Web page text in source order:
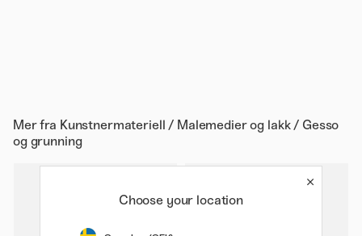
Mer fra Kunstnermateriell / Malemedier og lakk / Gesso
og grunning
Choose your location